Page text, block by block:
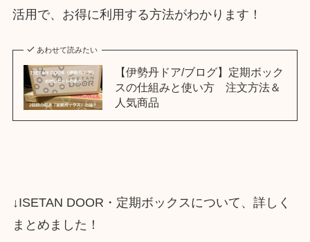
活用で、お得に利用する方法がわかります！
あわせて読みたい
【伊勢丹ドア/ブログ】定期ボック
スの仕組みと使い方 注文方法＆
人気商品
↓ISETAN DOOR・定期ボックスについて、詳しく
まとめました！